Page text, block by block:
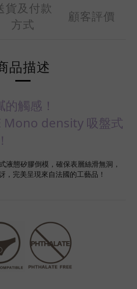
貨及付款
方式
顧客評價
品描述
觸感！
Mono density 吸盤式
態矽膠倒模，確保表層絲滑無洞，
，完美呈現來自法國的工藝品！